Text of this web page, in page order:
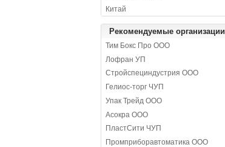
Китай
Рекомендуемые организации
Тим Бокс Про ООО
Лофран УП
Стройспециндустрия ООО
Гелиос-торг ЧУП
Упак Трейд ООО
Асокра ООО
ПластСити ЧУП
Промприборавтоматика ООО